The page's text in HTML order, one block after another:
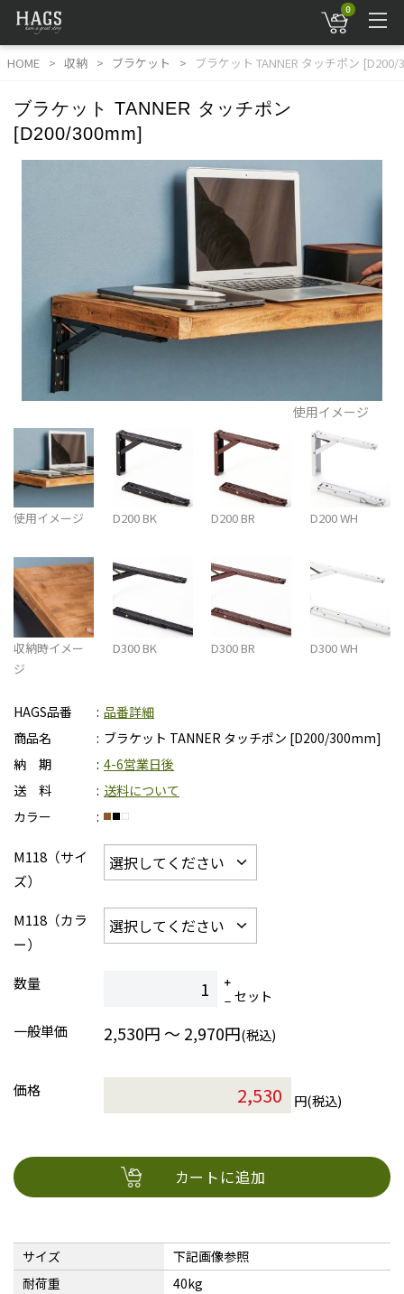
0
HOME 収納 ブラケット ブラケット TANNER タッチポン [D200/
ブラケット TANNER タッチポン
[D200/300mm]
使用イメージ
使用イメージ D200 BK D200 BR D200 WH
収納時イメー
ジ
D300 BK D300 BR D300 WH
HAGS品番
品番詳細
商品名
ブラケット TANNER タッチポン [D200/300mm]
納 期
4-6営業日後
送 料
送料について
カラー
M118（サイ
ズ）
M118（カラ
ー）
数量
セット
一般単価
2,530円 ～ 2,970円(税込)
価格
円(税込)
カートに追加
サイズ
下記画像参照
耐荷重
40kg